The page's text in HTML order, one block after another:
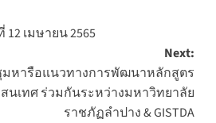
12 เมษายน 2565
Next:
มหารือแนวทางการพัฒนาหลักสูตร
นเทศ ร่วมกันระหว่างมหาวิทยาลัย
ราชภัฏลำปาง & GISTDA